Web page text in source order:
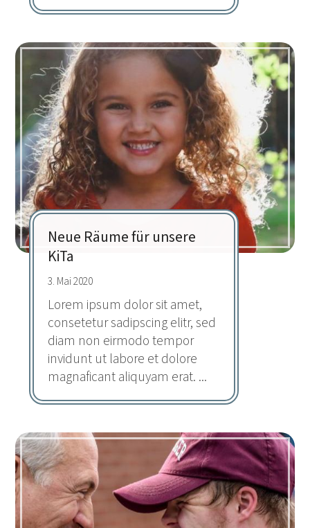
Neue Räume für unsere
KiTa
3. Mai 2020
Lorem ipsum dolor sit amet,
consetetur sadipscing elitr, sed
diam non eirmodo tempor
invidunt ut labore et dolore
magnaficant aliquyam erat. ...